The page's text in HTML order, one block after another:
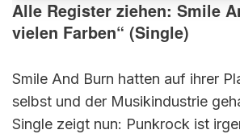
Alle Register ziehen: Smile
vielen Farben“ (Single)
Smile And Burn hatten auf ihrer
selbst und der Musikindustrie
Single zeigt nun: Punkrock ist